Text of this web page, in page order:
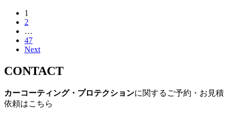
ペ
ジ
1
2
…
47
Next
CONTACT
カーコーティング・プロテクションに関するご予約・お見積
依頼はこちら